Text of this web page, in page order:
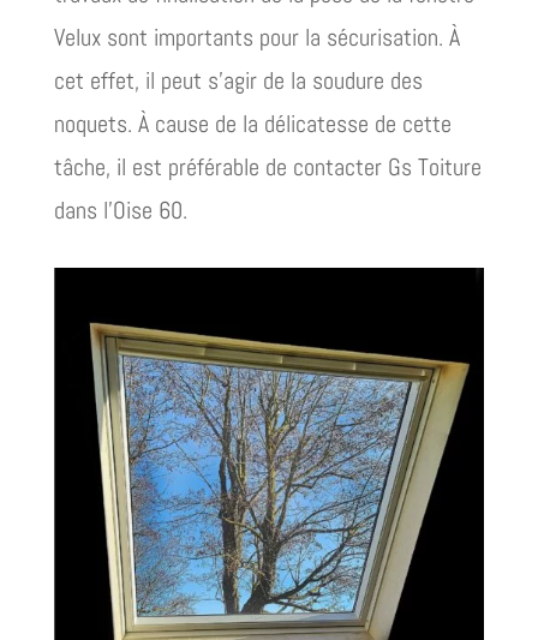
Velux sont importants pour la sécurisation. À
cet effet, il peut s’agir de la soudure des
noquets. À cause de la délicatesse de cette
tâche, il est préférable de contacter Gs Toiture
dans l’Oise 60.